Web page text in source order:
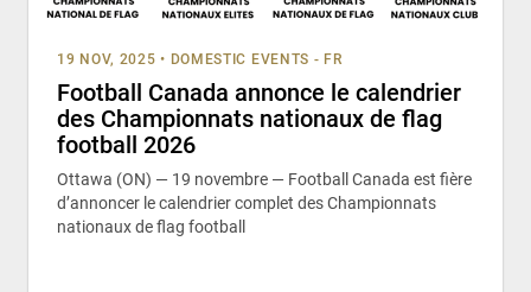
19 NOV, 2025 • DOMESTIC EVENTS - FR
Football Canada annonce le calendrier
des Championnats nationaux de flag
football 2026
Ottawa (ON) — 19 novembre — Football Canada est fière
d’annoncer le calendrier complet des Championnats
nationaux de flag football